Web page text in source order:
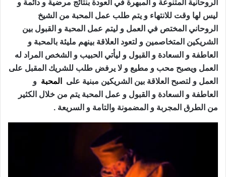
الروحانية المتنوعة و المبهرة في العودة بنتائج مرضية و دائمة و
ليس لها وقت للانتهاء و يتم طلب عمل المحبة من الشيخ
الروحاني المختص في العمل و ليتم عمل المحبة و القبول بين
الشريكين المتخاصمين و لتعود العلاقة بينهم مليئة بالمحبة و
العاطفة و السعادة و القبول و ليأتي الحبيب و الشخص المراد له
العمل ويصبح محب و مطيع و لا يرفض طلب للشريك المقبل على
العمل و لتصبح العلاقة بين الشريكين مبنية على
المحبة و
العاطفة و السعادة و القبول و عمل المحبة يتم من خلال الكثير
من الطرق المجربة و المضمونة والتامة و السريعة .